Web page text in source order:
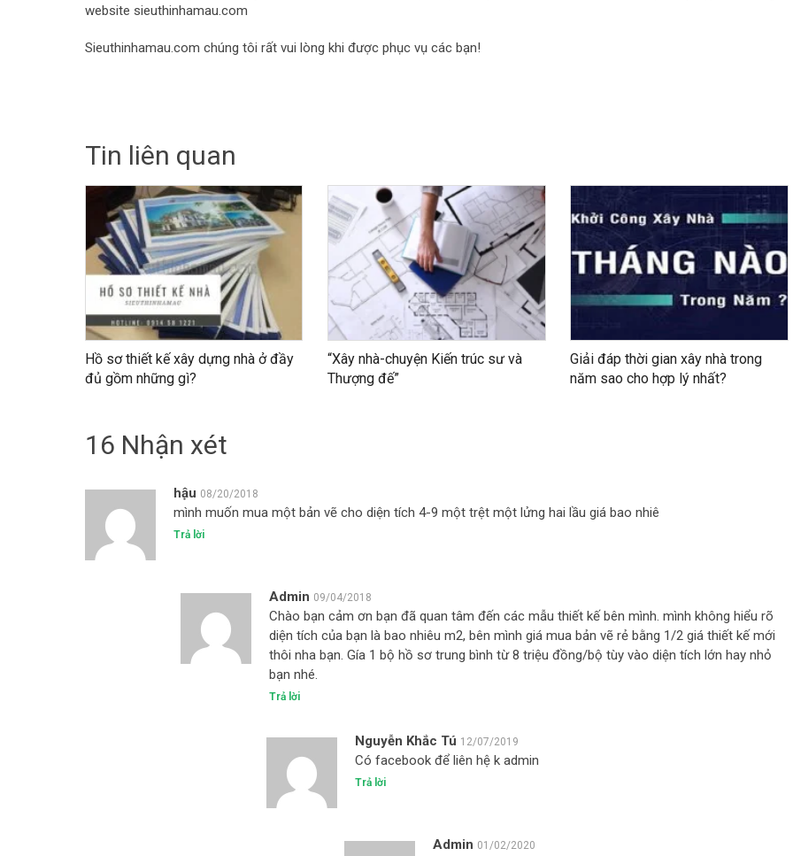
website sieuthinhamau.com
Sieuthinhamau.com chúng tôi rất vui lòng khi được phục vụ các bạn!
Tin liên quan
Hồ sơ thiết kế xây dựng nhà ở đầy
đủ gồm những gì?
“Xây nhà-chuyện Kiến trúc sư và
Thượng đế”
Giải đáp thời gian xây nhà trong
năm sao cho hợp lý nhất?
16 Nhận xét
hậu 08/20/2018
mình muốn mua một bản vẽ cho diện tích 4-9 một trệt một lửng hai lầu giá bao nhiê
Trả lời
Admin 09/04/2018
Chào bạn cảm ơn bạn đã quan tâm đến các mẫu thiết kế bên mình. mình không hiểu rõ
diện tích của bạn là bao nhiêu m2, bên mình giá mua bản vẽ rẻ bằng 1/2 giá thiết kế mới
thôi nha bạn. Gía 1 bộ hồ sơ trung bình từ 8 triệu đồng/bộ tùy vào diện tích lớn hay nhỏ
bạn nhé.
Trả lời
Nguyễn Khắc Tú 12/07/2019
Có facebook để liên hệ k admin
Trả lời
Admin 01/02/2020